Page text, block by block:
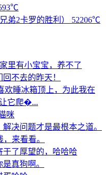
弟2卡罗的胜利） 52206℃
里有小宝宝，养不了
不去的昨天！
欢睡冰箱顶上，为此我在
它爬�...
咪
决问题才是最根本之道。
来看看。
于了厚望的，哈哈哈
真狗啊。